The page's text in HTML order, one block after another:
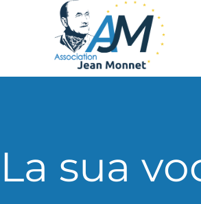
La sua